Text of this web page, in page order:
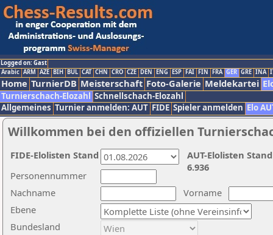
Logged on: Gast
Arabic ARM AZE BIH BUL CAT CHN CRO CZE DEN ENG ESP FAI FIN FRA GER GRE INA
Home TurnierDB Meisterschaft Foto-Galerie Meldekartei
Turnierschach-Elozahl Schnellschach-Elozahl
Allgemeines Turnier anmelden: AUT FIDE Spieler anmelden Elo
Willkommen bei den offiziellen
Nachname
Vorname
Ebene
Personennummer
Bundesland
AUT-Elolisten
6.936
FIDE-Elolisten Stand